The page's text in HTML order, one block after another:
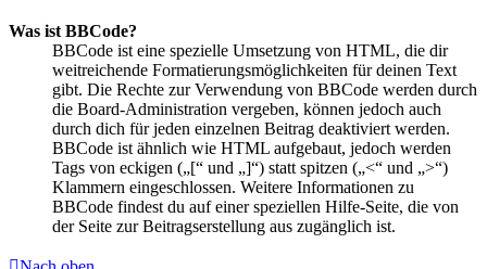
Was ist BBCode?
BBCode ist eine spezielle Umsetzung von HTML, die dir
weitreichende Formatierungsmöglichkeiten für deinen Text
gibt. Die Rechte zur Verwendung von BBCode werden durch
die Board-Administration vergeben, können jedoch auch
durch dich für jeden einzelnen Beitrag deaktiviert werden.
BBCode ist ähnlich wie HTML aufgebaut, jedoch werden
Tags von eckigen („[“ und „]“) statt spitzen („<“ und „>“)
Klammern eingeschlossen. Weitere Informationen zu
BBCode findest du auf einer speziellen Hilfe-Seite, die von
der Seite zur Beitragserstellung aus zugänglich ist.